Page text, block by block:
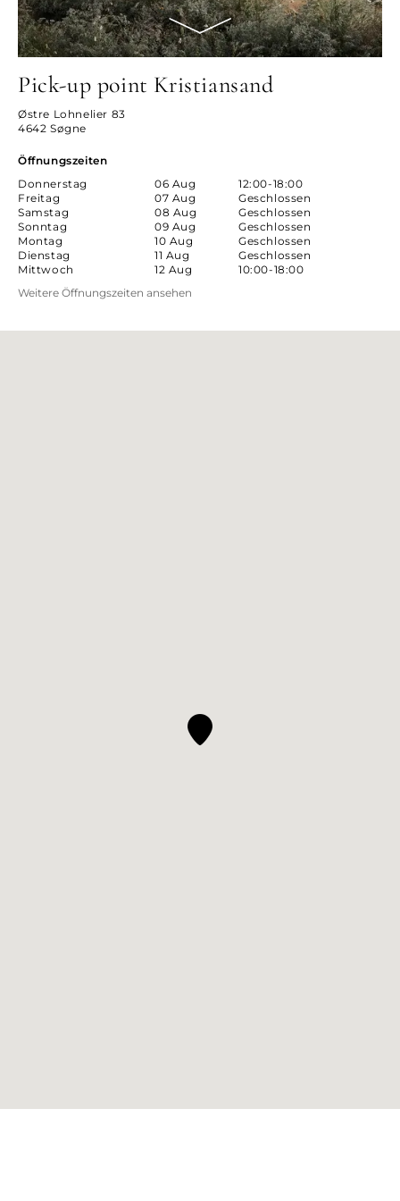
Pick-up point Kristiansand
Østre Lohnelier 83
4642 Søgne
Öffnungszeiten
Donnerstag
06 Aug
12:00-18:00
Freitag
07 Aug
Geschlossen
Samstag
08 Aug
Geschlossen
Sonntag
09 Aug
Geschlossen
Montag
10 Aug
Geschlossen
Dienstag
11 Aug
Geschlossen
Mittwoch
12 Aug
10:00-18:00
Weitere Öffnungszeiten ansehen